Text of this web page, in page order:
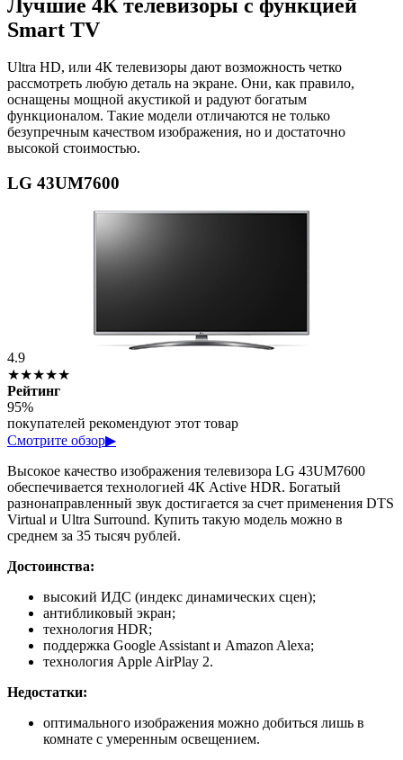
Лучшие 4К телевизоры с функцией
Smart TV
Ultra HD, или 4К телевизоры дают возможность четко
рассмотреть любую деталь на экране. Они, как правило,
оснащены мощной акустикой и радуют богатым
функционалом. Такие модели отличаются не только
безупречным качеством изображения, но и достаточно
высокой стоимостью.
LG 43UM7600
4.9
★★★★★
Рейтинг
95%
покупателей рекомендуют этот товар
Смотрите обзор▶
Высокое качество изображения телевизора LG 43UM7600
обеспечивается технологией 4К Active HDR. Богатый
разнонаправленный звук достигается за счет применения DTS
Virtual и Ultra Surround. Купить такую модель можно в
среднем за 35 тысяч рублей.
Достоинства:
высокий ИДС (индекс динамических сцен);
антибликовый экран;
технология HDR;
поддержка Google Assistant и Amazon Alexa;
технология Apple AirPlay 2.
Недостатки:
оптимального изображения можно добиться лишь в
комнате с умеренным освещением.